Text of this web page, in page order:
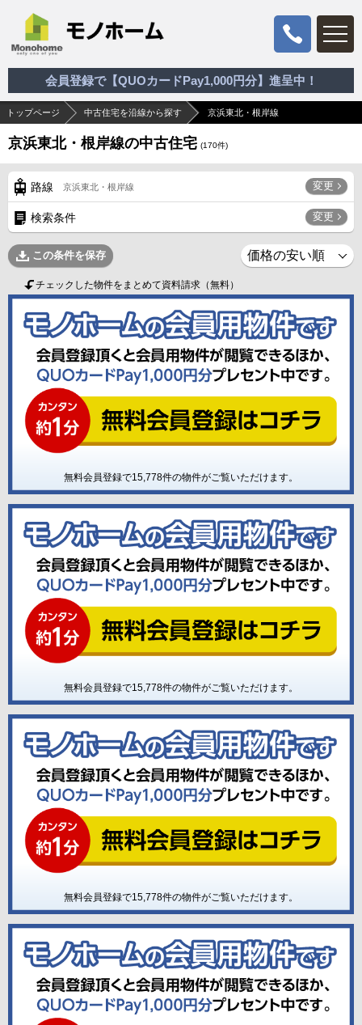
会員登録で【QUOカードPay1,000円分】進呈中！
トップページ 中古住宅を沿線から探す 京浜東北・根岸線
京浜東北・根岸線の中古住宅 (170件)
路線 京浜東北・根岸線 変更
検索条件 変更
この条件を保存
チェックした物件をまとめて資料請求（無料）
無料会員登録で15,778件の物件がご覧いただけます。
無料会員登録で15,778件の物件がご覧いただけます。
無料会員登録で15,778件の物件がご覧いただけます。